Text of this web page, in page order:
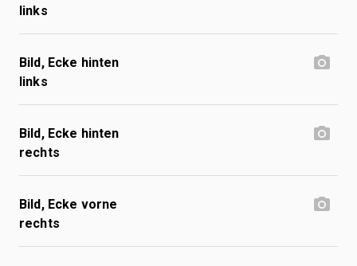
links
Bild, Ecke hinten
links
Bild, Ecke hinten
rechts
Bild, Ecke vorne
rechts